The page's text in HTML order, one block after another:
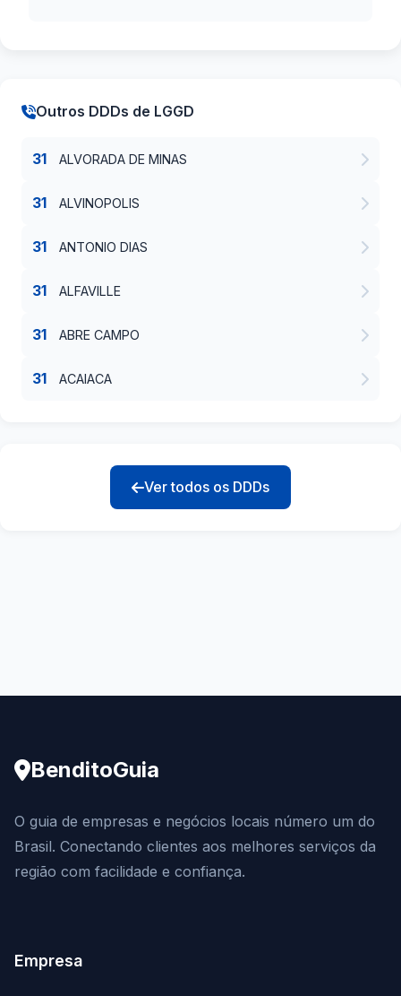
Outros DDDs de LGGD
31 ALVORADA DE MINAS
31 ALVINOPOLIS
31 ANTONIO DIAS
31 ALFAVILLE
31 ABRE CAMPO
31 ACAIACA
Ver todos os DDDs
BenditoGuia
O guia de empresas e negócios locais número um do
Brasil. Conectando clientes aos melhores serviços da
região com facilidade e confiança.
Empresa